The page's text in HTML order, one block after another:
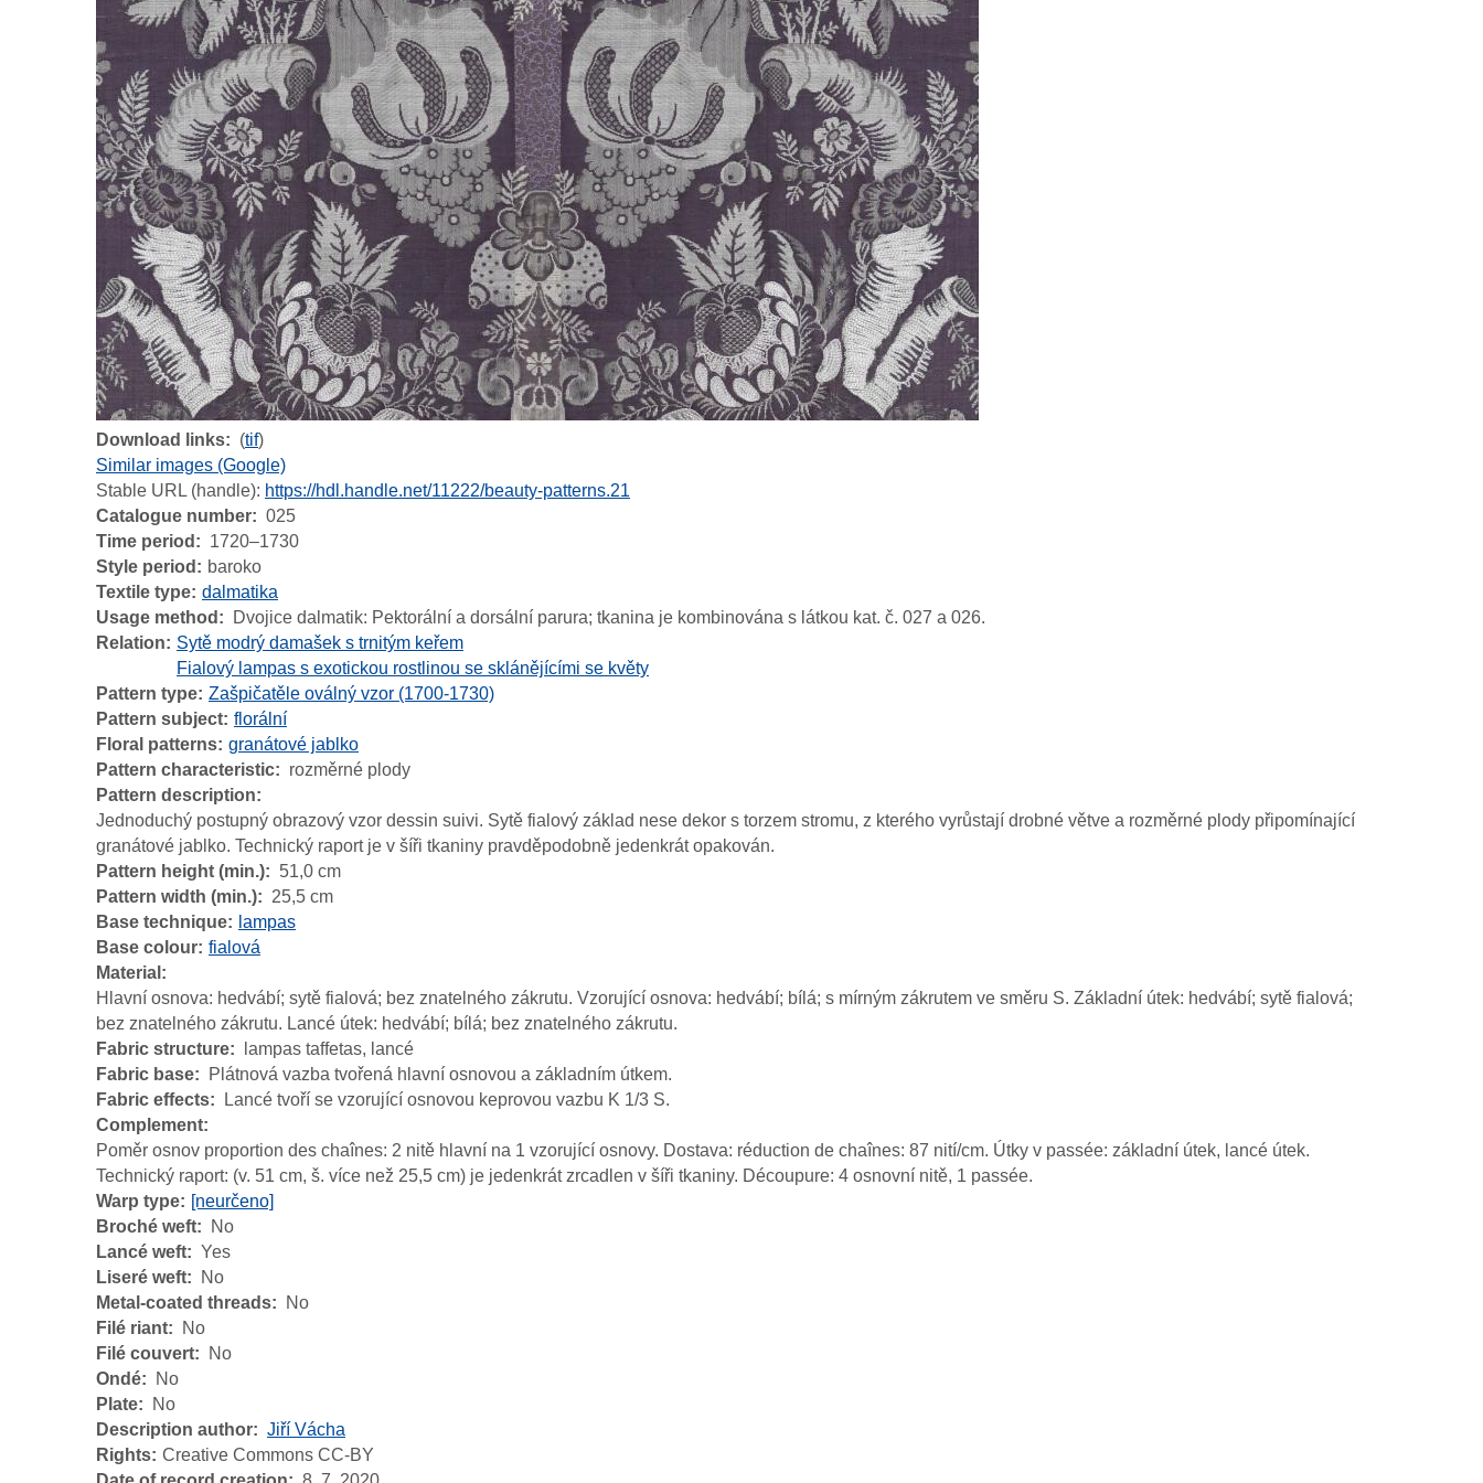
Download links (tif)
Similar images (Google)
Stable URL (handle): https://hdl.handle.net/11222/beauty-patterns.21
Catalogue number
025
Time period
1720–1730
Style period
baroko
Textile type dalmatika
Usage method
Dvojice dalmatik: Pektorální a dorsální parura; tkanina je kombinována s látkou kat. č. 027 a 026.
Relation
Sytě modrý damašek s trnitým keřem
Fialový lampas s exotickou rostlinou se sklánějícími se květy
Pattern type Zašpičatěle oválný vzor (1700-1730)
Pattern subject florální
Floral patterns granátové jablko
Pattern characteristic
rozměrné plody
Pattern description
Jednoduchý postupný obrazový vzor dessin suivi. Sytě fialový základ nese dekor s torzem stromu, z kterého vyrůstají drobné větve a rozměrné plody připomínající
granátové jablko. Technický raport je v šíři tkaniny pravděpodobně jedenkrát opakován.
Pattern height (min.)
51,0 cm
Pattern width (min.)
25,5 cm
Base technique
lampas
Base colour fialová
Material
Hlavní osnova: hedvábí; sytě fialová; bez znatelného zákrutu. Vzorující osnova: hedvábí; bílá; s mírným zákrutem ve směru S. Základní útek: hedvábí; sytě fialová;
bez znatelného zákrutu. Lancé útek: hedvábí; bílá; bez znatelného zákrutu.
Fabric structure
lampas taffetas, lancé
Fabric base
Plátnová vazba tvořená hlavní osnovou a základním útkem.
Fabric effects
Lancé tvoří se vzorující osnovou keprovou vazbu K 1/3 S.
Complement
Poměr osnov proportion des chaînes: 2 nitě hlavní na 1 vzorující osnovy. Dostava: réduction de chaînes: 87 nití/cm. Útky v passée: základní útek, lancé útek.
Technický raport: (v. 51 cm, š. více než 25,5 cm) je jedenkrát zrcadlen v šíři tkaniny. Découpure: 4 osnovní nitě, 1 passée.
Warp type
[neurčeno]
Broché weft
No
Lancé weft
Yes
Liseré weft
No
Metal-coated threads
No
Filé riant
No
Filé couvert
No
Ondé
No
Plate
No
Description author
Jiří Vácha
Rights Creative Commons CC-BY